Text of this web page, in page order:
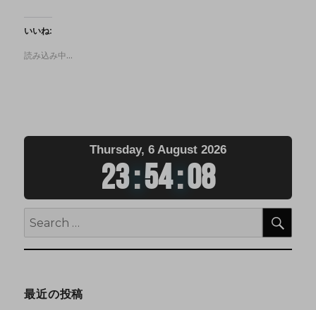
いいね:
読み込み中…
Thursday, 6 August 2026
23:54:08
最近の投稿